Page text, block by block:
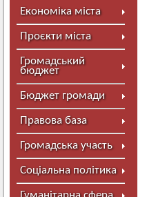
Економіка міста
Проєкти міста
Громадський
бюджет
Бюджет громади
Правова база
Громадська участь
Соціальна політика